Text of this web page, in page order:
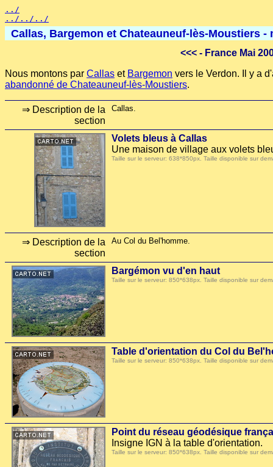
../
../../../
Callas, Bargemon et Chateauneuf-lès-Moustiers -
<<< - France Mai
Nous montons par Callas et Bargemon vers le Verdon. Il y a
abandonné de Chateauneuf-lès-Moustiers.
⇒ Description de la
section
Callas.
Volets bleus à Callas
Une maison de village aux volets
Taille sur le serveur: 638*850px. Taille disponible sur
⇒ Description de la
section
Au Col du Bel'homme.
Bargémon vu d'en haut
Taille sur le serveur: 850*638px. Taille disponible sur
Table d'orientation du Col du
Taille sur le serveur: 850*638px. Taille disponible sur
Point du réseau géodésique
Insigne IGN à la table d'orientation.
Taille sur le serveur: 850*638px. Taille disponible sur